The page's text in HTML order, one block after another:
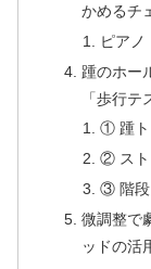
かめるチ
ピアノ
踵のホー
「歩行テ
① 踵ト
② スト
③ 階段
微調整で
ッドの活